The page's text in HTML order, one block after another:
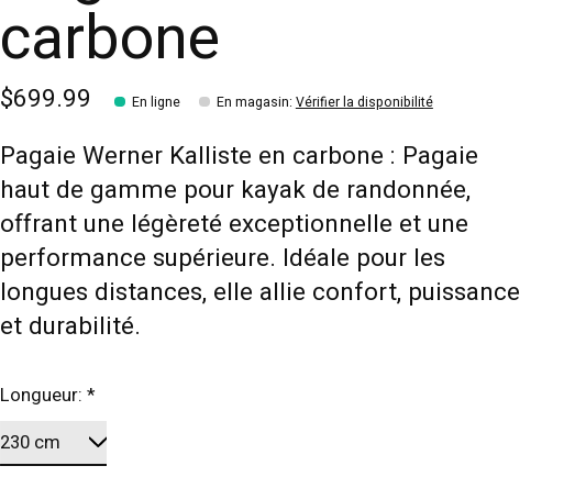
carbone
$699.99 En ligne En magasin: Vérifier la disponibilité
Pagaie Werner Kalliste en carbone : Pagaie
haut de gamme pour kayak de randonnée,
offrant une légèreté exceptionnelle et une
performance supérieure. Idéale pour les
longues distances, elle allie confort, puissance
et durabilité.
Longueur:*